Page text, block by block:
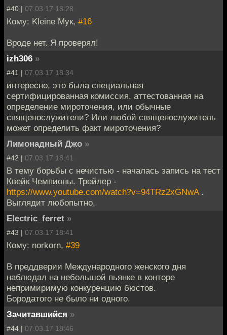
#40 | 07.03.17 18:28
Кому: Kleine Мук, #16
Вроде нет. Я проверял!
izh306 »
#41 | 07.03.17 18:34
интересно, это была специальная
сертифицированная комиссия, аттестованная на
определение мироточения, или обычные
священослужители? Или любой священослужитель
может определить факт мироточения?
Лимонадный Джо »
#42 | 07.03.17 18:41
В тему борьбы с нечистью - началась запись на тест
Квейк Чемпионы. Трейлер -
https://www.youtube.com/watch?v=94TRz2xGNwA.
Выглядит любопытно.
Electric_ferret »
#43 | 07.03.17 18:41
Кому: norkorn, #39
В преддверии Международного женского дня
наблюдал на небольшой пьянке в конторе
непримиримую конкуренцию бюстов.
Бородатого не было ни одного.
Зачитавшийся »
#44 | 07.03.17 18:46